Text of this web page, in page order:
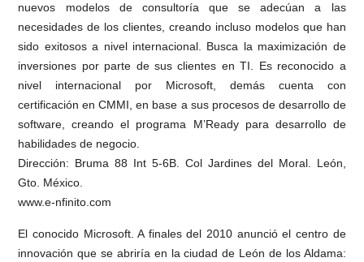
nuevos modelos de consultoría que se adecúan a las
necesidades de los clientes, creando incluso modelos que han
sido exitosos a nivel internacional. Busca la maximización de
inversiones por parte de sus clientes en TI. Es reconocido a
nivel internacional por Microsoft, demás cuenta con
certificación en CMMI, en base a sus procesos de desarrollo de
software, creando el programa M’Ready para desarrollo de
habilidades de negocio.
Dirección: Bruma 88 Int 5-6B. Col Jardines del Moral. León,
Gto. México.
www.e-nfinito.com
El conocido Microsoft. A finales del 2010 anunció el centro de
innovación que se abriría en la ciudad de León de los Aldama: